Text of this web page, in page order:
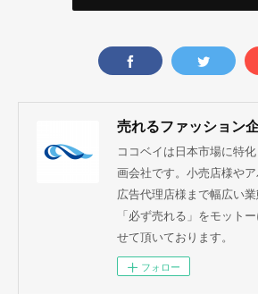
ココベイは日本市場に特
画会社です。小売店様やア
広告代理店様まで幅広い
「必ず売れる」をモット
せて頂いております。
フォロー